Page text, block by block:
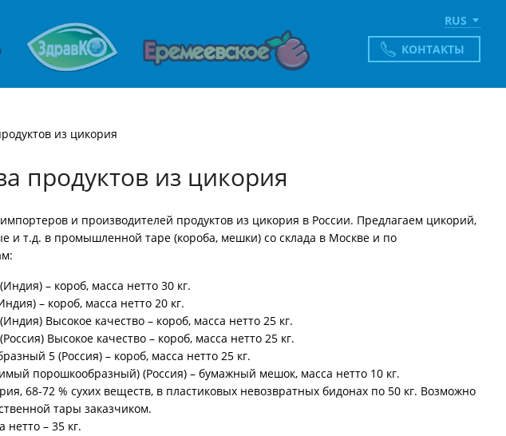
RUS
КОНТАКТЫ
из цикория
продуктов из цикория
и производителей продуктов из цикория в России. Предлагаем цикорий,
и т.д. в промышленной таре (короба, мешки) со склада в Москве и по
– короб, масса нетто 30 кг.
– короб, масса нетто 20 кг.
Высокое качество – короб, масса нетто 25 кг.
Высокое качество – короб, масса нетто 25 кг.
5 (Россия) – короб, масса нетто 25 кг.
порошкообразный) (Россия) – бумажный мешок, масса нетто 10 кг.
68-72 % сухих веществ, в пластиковых невозвратных бидонах по 50 кг. Возможно
тары заказчиком.
– 35 кг.